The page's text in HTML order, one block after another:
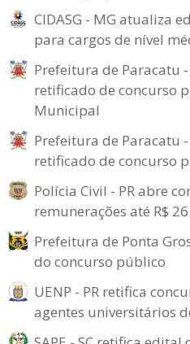
CIDASG - MG atualiza
para cargos de nível
Prefeitura de Paracatu
retificado de concurso
Municipal
Prefeitura de Paracatu
retificado de concurso
Polícia Civil - PR abre
remunerações até R$
Prefeitura de Ponta
do concurso público
UENP - PR retifica
agentes universitários